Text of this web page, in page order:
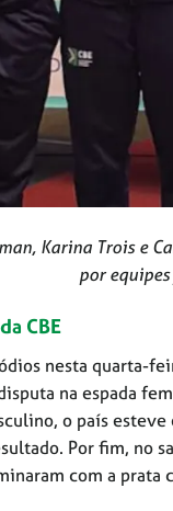
Karina Trois e
por
CBE
nesta quarta-
na espada
o país
Por fim, no
com a prata